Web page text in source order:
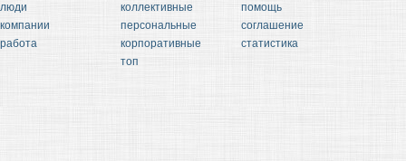
люди
компании
работа
коллективные
персональные
корпоративные
топ
помощь
соглашение
статистика